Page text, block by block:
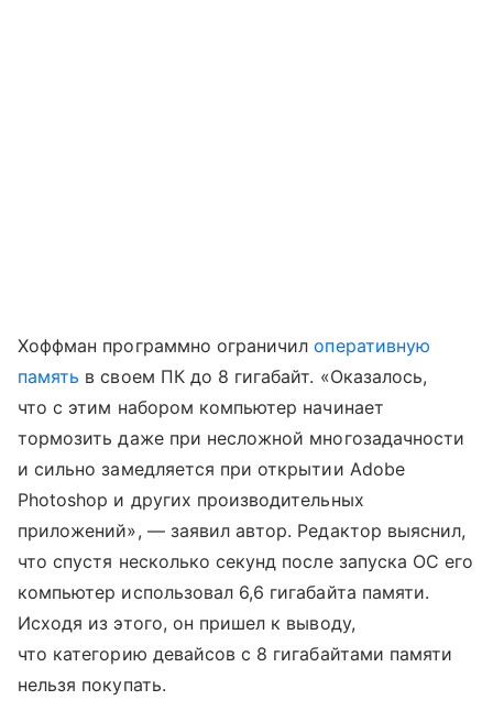
Хоффман программно ограничилоперативную
память в своем ПК до 8 гигабайт. «Оказалось,
что с этим набором компьютер начинает
тормозить даже при несложной многозадачности
и сильно замедляется при открытии Adobe
Photoshop и других производительных
приложений», — заявил автор. Редактор выяснил,
что спустя несколько секунд после запуска ОС его
компьютер использовал 6,6 гигабайта памяти.
Исходя из этого, он пришел к выводу,
что категорию девайсов с 8 гигабайтами памяти
нельзя покупать.